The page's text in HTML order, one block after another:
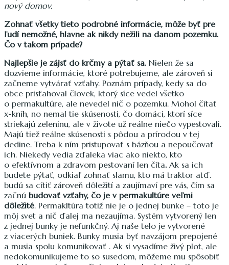
nový domov.
Zohnať všetky tieto podrobné informácie, môže byť pre
ľudí nemožné, hlavne ak nikdy nežili na danom pozemku.
Čo v takom prípade?
Najlepšie je zájsť do krčmy a pýtať sa. Nielen že sa
dozvieme informácie, ktoré potrebujeme, ale zároveň si
začneme vytvárať vzťahy. Poznám prípady, kedy sa do
obce prisťahoval človek, ktorý síce vedel všetko
o permakultúre, ale nevedel nič o pozemku. Mohol čítať
x-kníh, no nemal tie skúsenosti, čo domáci, ktorí síce
striekajú zeleninu, ale v živote už reálne niečo vypestovali.
Majú tiež reálne skúsenosti s pôdou a prírodou v tej
dedine. Treba k ním pristupovať s bázňou a nepoučovať
ich. Niekedy vedia zďaleka viac ako niekto, kto
o efektívnom a zdravom pestovaní len číta. Ak sa ich
budete pýtať, odkiaľ zohnať slamu, kto má traktor atď.
budú sa cítiť zároveň dôležití a zaujímaví pre vás, čím sa
začnú budovať vzťahy, čo je v permakultúre veľmi
dôležité. Permakltúra totiž nie je o jednej bunke – toto je
môj svet a nič ďalej ma nezaujíma. Systém vytvorený len
z jednej bunky je nefunkčný. Aj naše telo je vytvorené
z viacerých buniek. Bunky musia byť navzájom prepojené
a musia spolu komunikovať . Ak si vysadíme živý plot, ale
nedokomunikujeme to so susedom, môžeme mu spôsobiť